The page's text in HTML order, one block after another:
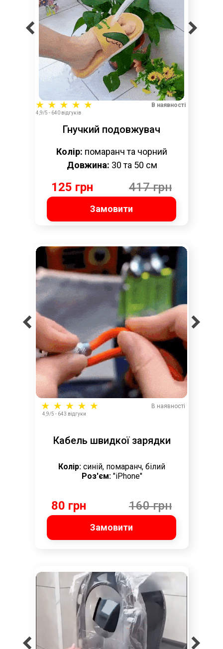
В наявності
4,9/5 - 640 відгуків
Гнучкий подовжувач
125 грн 417 грн
Замовити
Колір: помаранч та чорний
Довжина: 30 та 50 см
Кабель швидкої зарядки
В наявності
80 грн 160 грн
Замовити
4,9/5 - 643 відгуки
Колір: синій, помаранч, білий
Роз'єм: "iPhone"